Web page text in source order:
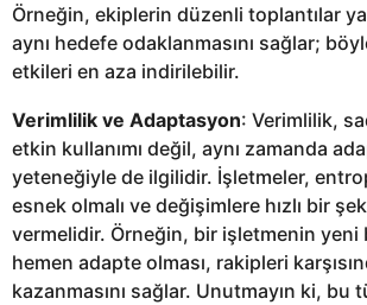
Örneğin, ekiplerin düzenli toplantılar
aynı hedefe odaklanmasını sağlar;
etkileri en aza indirilebilir.
Verimlilik ve Adaptasyon: Verimlilik,
etkin kullanımı değil, aynı zamanda
yeteneğiyle de ilgilidir. İşletmeler,
esnek olmalı ve değişimlere hızlı bir
vermelidir. Örneğin, bir işletmenin
hemen adapte olması, rakipleri
kazanmasını sağlar. Unutmayın ki, bu